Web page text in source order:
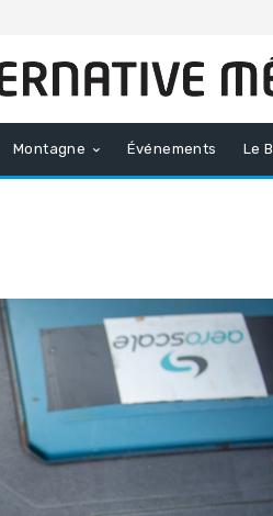
Montagne Événements Le